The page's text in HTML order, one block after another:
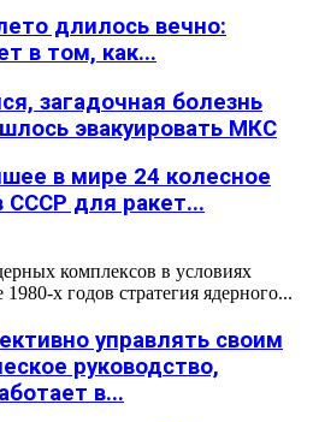
длилось вечно:
в том, как...
загадочная болезнь
эвакуировать МКС
в мире 24 колесное
СССР для ракет...
комплексов в условиях
х годов стратегия ядерного...
управлять своим
руководство,
в...